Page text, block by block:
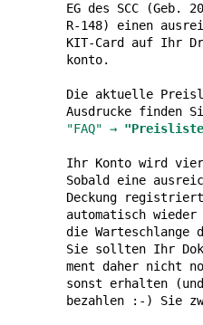
EG des SCC (Geb.
R-148) einen
KIT-Card auf Ihr
konto.
Die aktuelle
Aus­drucke finden
"FAQ" →
Ihr Konto wird
Sobald eine
Deckung
auto­ma­tisch
die Warteschlange
Sie sollten Ihr
ment daher nicht
sonst erhalten (und
bezahlen :-) Sie